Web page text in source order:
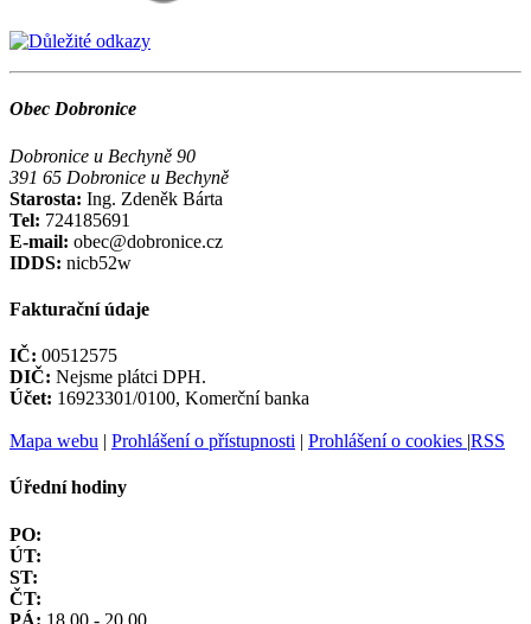
Obec Dobronice
Dobronice u Bechyně 90
391 65 Dobronice u Bechyně
Starosta: Ing. Zdeněk Bárta
Tel: 724185691
E-mail: obec@dobronice.cz
IDDS: nicb52w
Fakturační údaje
IČ: 00512575
DIČ: Nejsme plátci DPH.
Účet: 16923301/0100, Komerční banka
Mapa webu | Prohlášení o přístupnosti | Prohlášení o cookies |RSS
Úřední hodiny
PO:
ÚT:
ST:
ČT:
PÁ: 18.00 - 20.00